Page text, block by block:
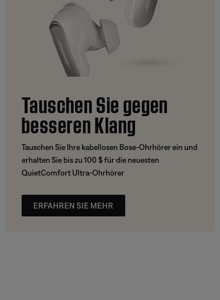
Tauschen Sie gegen
besseren Klang
Tauschen Sie Ihre kabellosen Bose-Ohrhörer ein und
erhalten Sie bis zu 100 $ für die neuesten
QuietComfort Ultra-Ohrhörer
ERFAHREN SIE MEHR